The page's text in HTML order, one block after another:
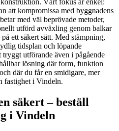
att kompromissa med byggnadens
med väl beprövade metoder,
utförd avväxling genom balkar
ett säkert sätt. Med stämpning,
tidsplan och löpande
utförande även i pågående
lösning där form, funktion
där du får en smidigare, mer
fastighet i Vindeln.
säkert – beställ
i Vindeln